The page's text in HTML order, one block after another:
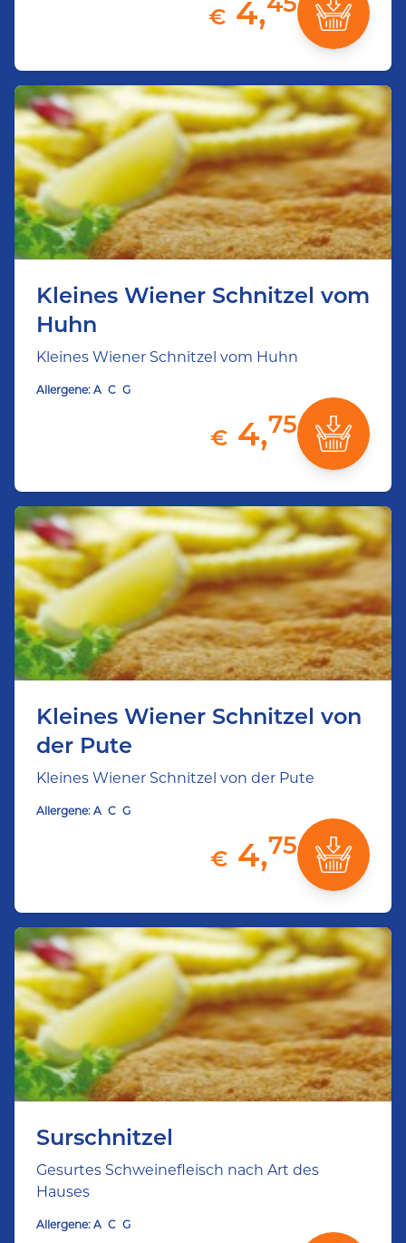
€ 4,
Kleines Wiener Schnitzel vom
Huhn
Kleines Wiener Schnitzel vom Huhn
Allergene: A C G
€ 4,75
Kleines Wiener Schnitzel von
der Pute
Kleines Wiener Schnitzel von der Pute
Allergene: A C G
€ 4,75
Surschnitzel
Gesurtes Schweinefleisch nach Art des
Hauses
Allergene: A C G